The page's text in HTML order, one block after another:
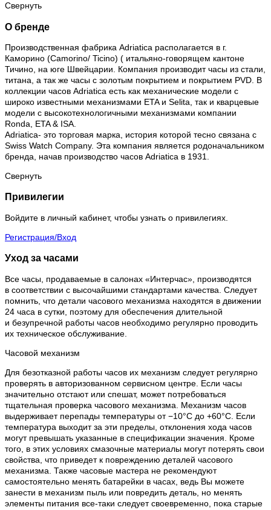
Свернуть
О бренде
Производственная фабрика Adriatica располагается в г.
Каморино (Camorino/ Ticino) ( итальяно-говорящем кантоне
Тичино, на юге Швейцарии. Компания производит часы из стали,
титана, а так же часы с золотым покрытием и покрытием PVD. В
коллекции часов Adriatica есть как механические модели с
широко известными механизмами ETA и Selita, так и кварцевые
модели с высокотехнологичными механизмами компании
Ronda, ETA & ISA.
Adriatica- это торговая марка, история которой тесно связана с
Swiss Watch Company. Эта компания является родоначальником
бренда, начав производство часов Adriatica в 1931.
Свернуть
Привилегии
Войдите в личный кабинет, чтобы узнать о привилегиях.
Регистрация/Вход
Уход за часами
Все часы, продаваемые в салонах «Интерчас», производятся
в соответствии с высочайшими стандартами качества. Следует
помнить, что детали часового механизма находятся в движении
24 часа в сутки, поэтому для обеспечения длительной
и безупречной работы часов необходимо регулярно проводить
их техническое обслуживание.
Часовой механизм
Для безотказной работы часов их механизм следует регулярно
проверять в авторизованном сервисном центре. Если часы
значительно отстают или спешат, может потребоваться
тщательная проверка часового механизма. Механизм часов
выдерживает перепады температуры от −10°C до +60°C. Если
температура выходит за эти пределы, отклонения хода часов
могут превышать указанные в спецификации значения. Кроме
того, в этих условиях смазочные материалы могут потерять свои
свойства, что приведет к повреждению деталей часового
механизма. Также часовые мастера не рекомендуют
самостоятельно менять батарейки в часах, ведь Вы можете
занести в механизм пыль или повредить деталь, но менять
элементы питания все-таки следует своевременно, пока старые